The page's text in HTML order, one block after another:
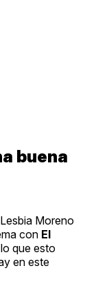
buena
Moreno
con El
que esto
en este